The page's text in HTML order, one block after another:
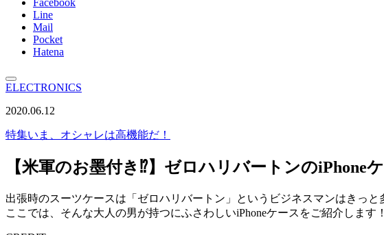
Facebook
Line
Mail
Pocket
Hatena
ELECTRONICS
2020.06.12
特集いま、オシャレは高機能だ！
【米軍のお墨付き⁉︎】ゼロハリバートンのiPhone
出張時のスーツケースは「ゼロハリバートン」というビジネスマンはきっ
ここでは、そんな大人の男が持つにふさわしいiPhoneケースをご紹介します！